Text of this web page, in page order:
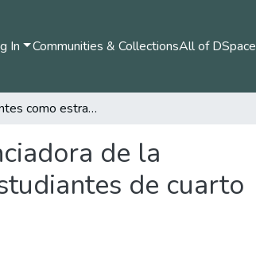
In Communities & CollectionsAll of DSpace
Los pescantes como estrategia didáctica, potenciadora de la comprensión del concepto de fraccionario en estudiantes de cuarto grado de la Institución Educativa Fundadores
de la
de cuarto